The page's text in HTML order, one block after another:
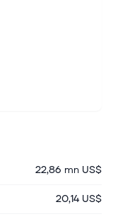
22,86 mn US$
20,14 US$